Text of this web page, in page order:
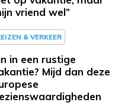
vriend wel”
& VERKEER
in een rustige
Mijd dan deze